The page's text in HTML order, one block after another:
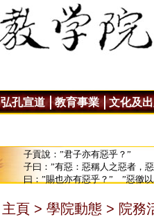
弘孔宣道 教育事業 文化及
子貢說：”君子亦有惡乎？”
子曰：”有惡：惡稱人之惡者，
曰：”賜也亦有惡乎？” ”惡徼
主頁 > 學院動態 > 院務